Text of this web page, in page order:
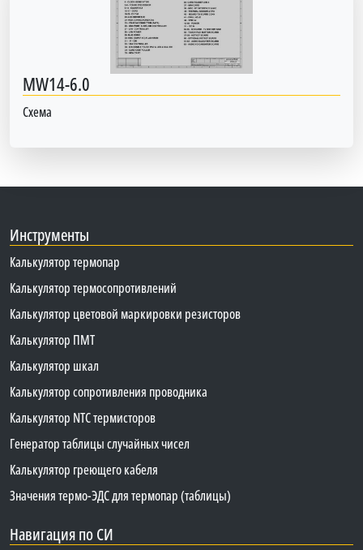
MW14-6.0
Схема
Инструменты
Калькулятор термопар
Калькулятор термосопротивлений
Калькулятор цветовой маркировки резисторов
Калькулятор ПМТ
Калькулятор шкал
Калькулятор сопротивления проводника
Калькулятор NTC термисторов
Генератор таблицы случайных чисел
Калькулятор греющего кабеля
Значения термо-ЭДС для термопар (таблицы)
Навигация по СИ